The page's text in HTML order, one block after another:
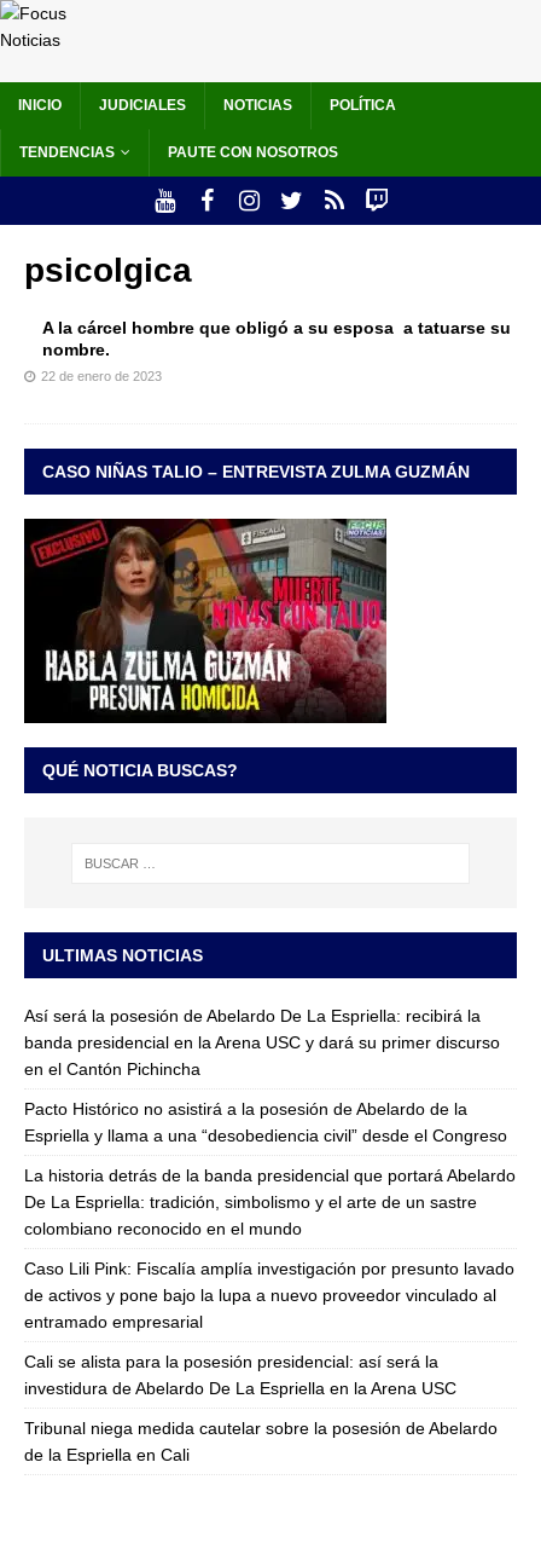
INICIO JUDICIALES NOTICIAS POLÍTICA
TENDENCIAS PAUTE CON NOSOTROS
psicolgica
A la cárcel hombre que obligó a su esposa a tatuarse su
nombre.
22 de enero de 2023
CASO NIÑAS TALIO – ENTREVISTA ZULMA GUZMÁN
QUÉ NOTICIA BUSCAS?
ULTIMAS NOTICIAS
Así será la posesión de Abelardo De La Espriella: recibirá la
banda presidencial en la Arena USC y dará su primer discurso
en el Cantón Pichincha
Pacto Histórico no asistirá a la posesión de Abelardo de la
Espriella y llama a una “desobediencia civil” desde el Congreso
La historia detrás de la banda presidencial que portará Abelardo
De La Espriella: tradición, simbolismo y el arte de un sastre
colombiano reconocido en el mundo
Caso Lili Pink: Fiscalía amplía investigación por presunto lavado
de activos y pone bajo la lupa a nuevo proveedor vinculado al
entramado empresarial
Cali se alista para la posesión presidencial: así será la
investidura de Abelardo De La Espriella en la Arena USC
Tribunal niega medida cautelar sobre la posesión de Abelardo
de la Espriella en Cali